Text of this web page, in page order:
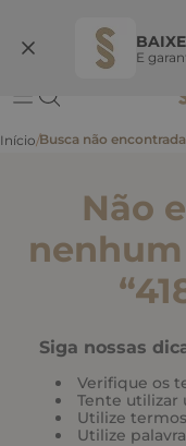
E
Não
“
Siga nossas
Verifique os
Tente utilizar
Utilize
Utilize